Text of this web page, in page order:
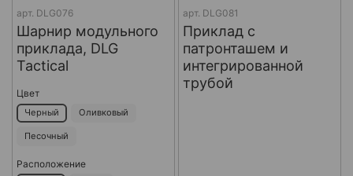
арт. DLG076
Шарнир модульного
приклада, DLG
Tactical
Цвет
Черный Оливковый
Песочный
Расположение
арт. DLG081
Приклад с
патронташем и
интегрированной
трубой